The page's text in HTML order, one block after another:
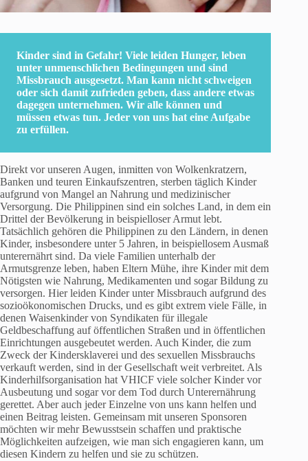
Kinder sind in Gefahr! Viele leiden Hunger, leben
unter unmenschlichen Bedingungen und sind
Missbrauch ausgesetzt. Man kann nicht schweigen
oder sich damit zufrieden geben, dass andere etwas
dagegen unternehmen. Wir alle können und
müssen etwas tun. Jeder von uns hat eine Aufgabe
zu erfüllen.
Direkt vor unseren Augen, inmitten von Wolkenkratzern,
Banken und teuren Einkaufszentren, sterben täglich Kinder
aufgrund von Mangel an Nahrung und medizinischer
Versorgung. Die Philippinen sind ein solches Land, in dem ein
Drittel der Bevölkerung in beispielloser Armut lebt.
Tatsächlich gehören die Philippinen zu den Ländern, in denen
Kinder, insbesondere unter 5 Jahren, in beispiellosem Ausmaß
unterernährt sind. Da viele Familien unterhalb der
Armutsgrenze leben, haben Eltern Mühe, ihre Kinder mit dem
Nötigsten wie Nahrung, Medikamenten und sogar Bildung zu
versorgen. Hier leiden Kinder unter Missbrauch aufgrund des
sozioökonomischen Drucks, und es gibt extrem viele Fälle, in
denen Waisenkinder von Syndikaten für illegale
Geldbeschaffung auf öffentlichen Straßen und in öffentlichen
Einrichtungen ausgebeutet werden. Auch Kinder, die zum
Zweck der Kindersklaverei und des sexuellen Missbrauchs
verkauft werden, sind in der Gesellschaft weit verbreitet. Als
Kinderhilfsorganisation hat VHICF viele solcher Kinder vor
Ausbeutung und sogar vor dem Tod durch Unterernährung
gerettet. Aber auch jeder Einzelne von uns kann helfen und
einen Beitrag leisten. Gemeinsam mit unseren Sponsoren
möchten wir mehr Bewusstsein schaffen und praktische
Möglichkeiten aufzeigen, wie man sich engagieren kann, um
diesen Kindern zu helfen und sie zu schützen.